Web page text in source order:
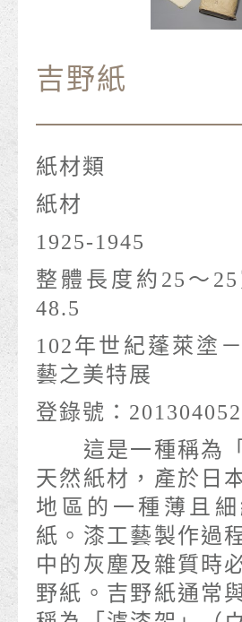
吉野紙
紙材類
紙材
1925-1945
整體長度約25～
48.5
102年世紀蓬萊塗
藝之美特展
登錄號：201304052
這是一種稱為「
天然紙材，產於日
地區的一種薄且
紙。漆工藝製作過
中的灰塵及雜質時
野紙。吉野紙通常